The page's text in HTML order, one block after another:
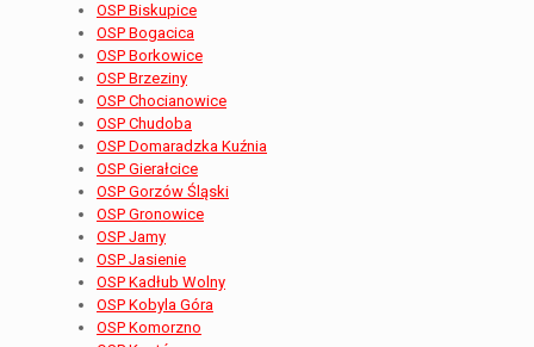
OSP Biskupice
OSP Bogacica
OSP Borkowice
OSP Brzeziny
OSP Chocianowice
OSP Chudoba
OSP Domaradzka Kuźnia
OSP Gierałcice
OSP Gorzów Śląski
OSP Gronowice
OSP Jamy
OSP Jasienie
OSP Kadłub Wolny
OSP Kobyla Góra
OSP Komorzno